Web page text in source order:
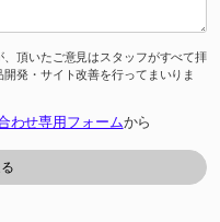
頂いたご意見はスタッフがすべて拝
発・サイト改善を行ってまいりま
わせ専用フォームから